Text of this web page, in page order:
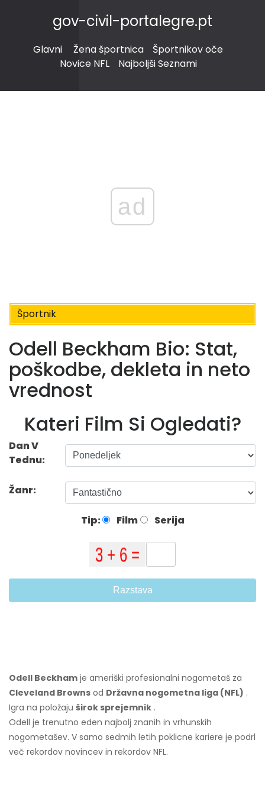
gov-civil-portalegre.pt
Glavni Žena športnica
Športnikov oče
Novice NFL
Najboljši Seznami
ad
Športnik
Odell Beckham Bio: Stat,
poškodbe, dekleta in neto
vrednost
Kateri Film Si Ogledati?
Dan V
Tednu:
Žanr:
Tip: Film Serija
Razstava
Odell Beckham je ameriški profesionalni nogometaš za
Cleveland Browns od Državna nogometna liga (NFL) .
Igra na položaju širok sprejemnik .
Odell je trenutno eden najbolj znanih in vrhunskih
nogometašev. V samo sedmih letih poklicne kariere je podrl
več rekordov novincev in rekordov NFL.